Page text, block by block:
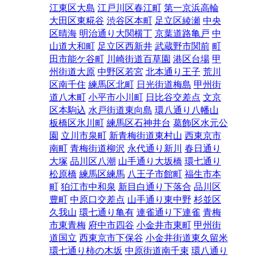
江東区大島 江戸川区春江町 第一京浜高輪
大田区東糀谷 渋谷区本町 足立区綾瀬 中央
区晴海 明治通り大関横丁 京葉道路亀戸 中
山道大和町 足立区西新井 武蔵野市関前 町
田市能ケ谷町 川崎街道百草園 港区台場 甲
州街道大原 中野区若宮 北本通り王子 荒川
区南千住 練馬区北町 日光街道梅島 甲州街
道八木町 小平市小川町 日比谷交差点 文京
区本駒込 水戸街道東向島 環八通り八幡山
板橋区氷川町 練馬区石神井台 葛飾区水元公
園 立川市泉町 新青梅街道東村山 西東京市
南町 青梅街道柳沢 永代通り新川
春日通り
大塚 品川区八潮 山手通り大坂橋 環七通り
松原橋 練馬区練馬 八王子市館町 福生市本
町 狛江市中和泉 新目白通り下落合 品川区
豊町 中原口交差点 山手通り東中野 杉並区
久我山 環七通り亀有 連雀通り下連雀 青梅
市東青梅 府中市四谷 小金井市東町 甲州街
道国立 西東京市下保谷 小金井街道東久留米
環七通り柿の木坂 中原街道南千束 環八通り